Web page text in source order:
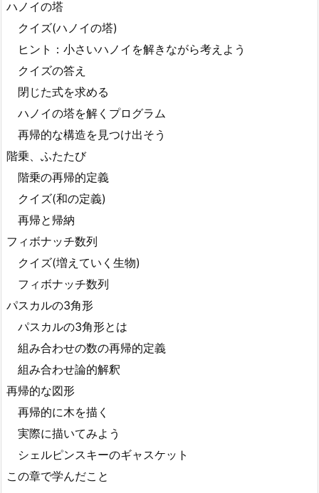
ハノイの塔
クイズ(ハノイの塔)
ヒント：小さいハノイを解きながら考えよう
クイズの答え
閉じた式を求める
ハノイの塔を解くプログラム
再帰的な構造を見つけ出そう
階乗、ふたたび
階乗の再帰的定義
クイズ(和の定義)
再帰と帰納
フィボナッチ数列
クイズ(増えていく生物)
フィボナッチ数列
パスカルの3角形
パスカルの3角形とは
組み合わせの数の再帰的定義
組み合わせ論的解釈
再帰的な図形
再帰的に木を描く
実際に描いてみよう
シェルピンスキーのギャスケット
この章で学んだこと